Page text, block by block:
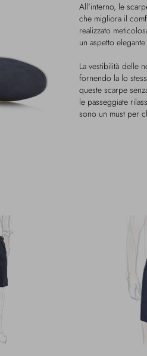
All'interno, le
che migliora il
realizzato
un aspetto
La vestibilità delle
fornendo la lo
queste scarpe
le passeggiate
sono un must per